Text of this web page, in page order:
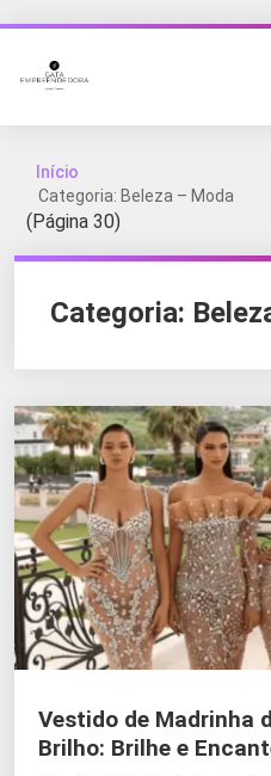
Início
Categoria: Beleza – Moda
(Página 30)
Categoria:
Vestido de Madrinha
Brilho: Brilhe e